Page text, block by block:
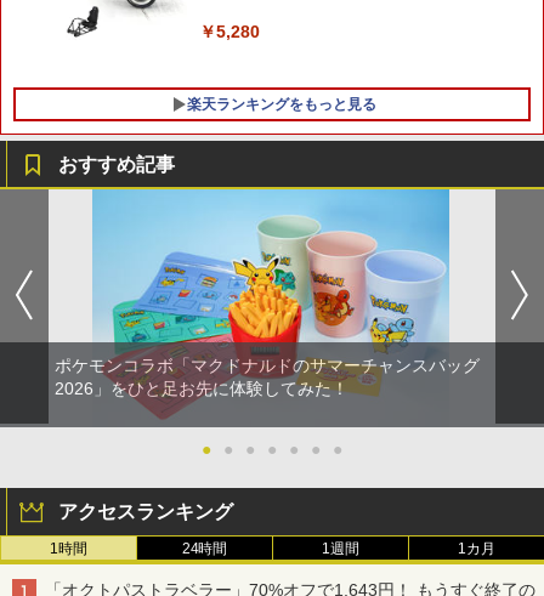
￥5,280
楽天ランキングをもっと見る
【中古】フェイスニングで表情豊かに印
象アップ 大人のDS顔トレーニング(顔認
識カートリッジ「フェイスニングスキャ
ン」＆ニンテンドーDSシリーズ専用スタ
ンド同梱)
￥350
2 【中古】Rhapsodia ラプソディア
【中古】 二ノ国 [レンタル落ち] [Blu-ra
y] [ブルーレイ]
￥87
【中古】 打ち上げ花火、下から見るか？
横から見るか？ [レンタル落ち] [Blu-ra
y] [ブルーレイ]
3
【中古】【Blu−ray】To LOVEる−とら
ぶる−ダークネス 2nd 第1巻 初回生
おすすめ記事
ポケモンコラボ「マクドナルドのサマーチャンスバッグ
2026」をひと足お先に体験してみた！
● ● ● ● ● ● ●
アクセスランキング
1時間 24時間 1週間 1カ月
「オクトパストラベラー」70%オフで1,643円！ もうすぐ終了の